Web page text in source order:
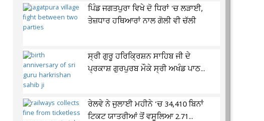
ਪਿੰਡ ਜਗਤਪੁਰਾ ਵਿਖੇ ਦੋ ਧਿਰਾਂ 'ਚ ਲੜਾਈ,
ਤੇਜ਼ਧਾਰ ਹਥਿਆਰਾਂ ਨਾਲ ਗੋਲੀ ਵੀ ਚੱਲੀ
ਸ੍ਰੀ ਗੁਰੂ ਹਰਿਕ੍ਰਿਸ਼ਨ ਸਾਹਿਬ ਜੀ ਦੇ
ਪ੍ਰਕਾਸ਼ ਗੁਰਪੁਰਬ ਮੌਕੇ ਸ੍ਰੀ ਅਖੰਡ ਪਾਠ...
ਰੇਲਵੇ ਨੇ ਜੁਲਾਈ ਮਹੀਨੇ ’ਚ 34,410 ਬਿਨਾਂ
ਟਿਕਟ ਯਾਤਰੀਆਂ ਤੋਂ ਵਸੂਲਿਆ 2.71...